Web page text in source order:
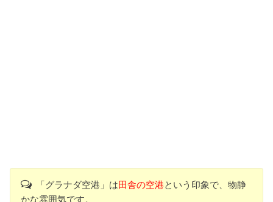
「グラナダ空港」は田舎の空港という印象で、物静
かな雰囲気です。